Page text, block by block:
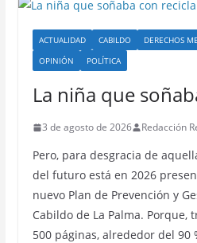
ACTUALIDAD CABILDO DERECHOS
OPINIÓN
POLÍTICA
La niña que
3 de agosto de 2026 Redacción
Pero, para desgracia de
del futuro está en 2026
nuevo Plan de Prevención y
Cabildo de La Palma. Porque,
500 páginas, alrededor del 90